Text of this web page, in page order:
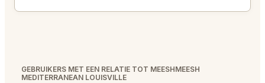
GEBRUIKERS MET EEN RELATIE TOT MEESHMEESH
MEDITERRANEAN LOUISVILLE